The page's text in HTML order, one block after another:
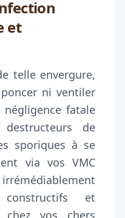
et
telle envergure,
ni ventiler
fatale
de
sporiques à se
via vos VMC
et
vos chers